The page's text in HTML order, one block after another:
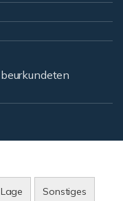
Lage Sonstiges